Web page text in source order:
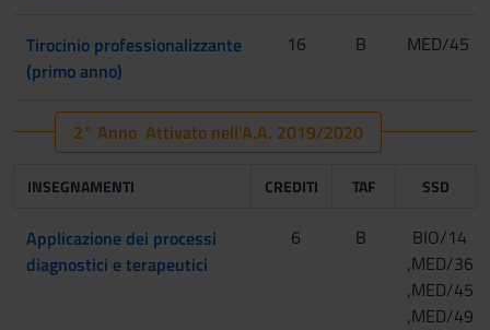
[Gruppo
2]
[Gruppo
3]
[Gruppo
4]
Tirocinio professionalizzante
(primo anno)[Matricole dispari]
[Matricole pari]
16 B MED/45
2° Anno Attivato nell'A.A. 2019/2020
INSEGNAMENTI CREDITI TAF SSD
Applicazione dei processi
diagnostici e terapeutici
[Matricole dispari]
6 B
BIO/14
,MED/36
,MED/45
,MED/49